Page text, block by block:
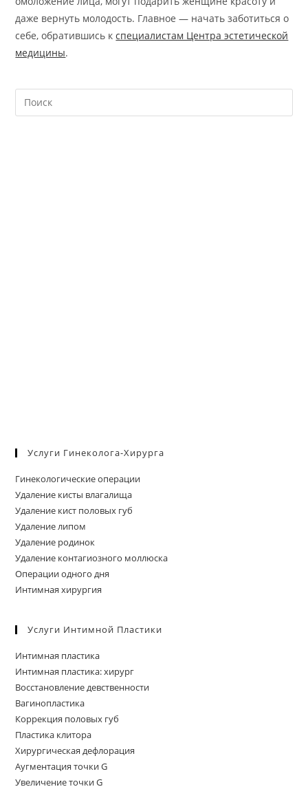
даже вернуть молодость. Главное — начать заботиться о
себе, обратившись кспециалистам Центра эстетической
медицины.
Услуги Гинеколога-Хирурга
Гинекологические операции
Удаление кисты влагалища
Удаление кист половых губ
Удаление липом
Удаление родинок
Удаление контагиозного моллюска
Операции одного дня
Интимная хирургия
Услуги Интимной Пластики
Интимная пластика
Интимная пластика: хирург
Восстановление девственности
Вагинопластика
Коррекция половых губ
Пластика клитора
Хирургическая дефлорация
Аугментация точки G
Увеличение точки G